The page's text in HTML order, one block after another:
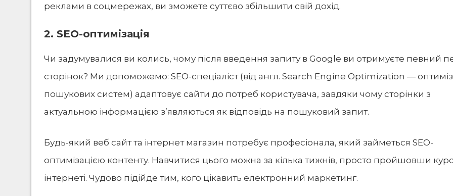
реклами в соцмережах, ви зможете суттєво збільшити свій дохід.
2. SEO-оптимізація
Чи задумувалися ви колись, чому після введення запиту в Google ви отримуєте певний
сторінок? Ми допоможемо: SEO-спеціаліст (від англ. Search Engine Optimization —
пошукових систем) адаптовує сайти до потреб користувача, завдяки чому сторінки з
актуальною інформацією з’являються як відповідь на пошуковий запит.
Будь-який веб сайт та інтернет магазин потребує професіонала, який займеться SEO-
оптимізацією контенту. Навчитися цього можна за кілька тижнів, просто пройшовши
інтернеті. Чудово підійде тим, кого цікавить електронний маркетинг.